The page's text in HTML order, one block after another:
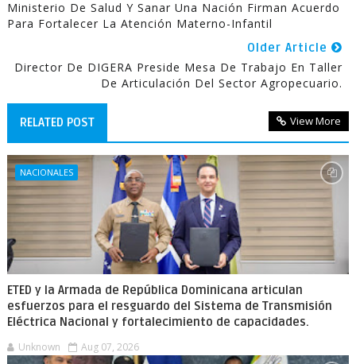
Ministerio De Salud Y Sanar Una Nación Firman Acuerdo
Para Fortalecer La Atención Materno-Infantil
Older Article
Director De DIGERA Preside Mesa De Trabajo En Taller
De Articulación Del Sector Agropecuario.
RELATED POST View More
NACIONALES
ETED y la Armada de República Dominicana articulan
esfuerzos para el resguardo del Sistema de Transmisión
Eléctrica Nacional y fortalecimiento de capacidades.
Unknown Aug 07, 2026